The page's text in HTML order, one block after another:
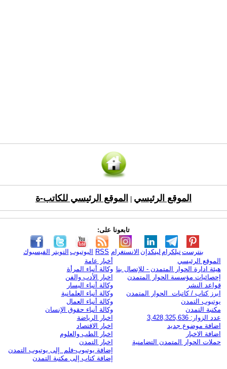
الموقع الرئيسي الموقع الرئيسي للكاتب-ة
تابعونا على:
الفيسبوك التويتر اليوتيوب RSS الانستغرام لينكدإن تيلكرامبنترست
الموقع الرئيسي
هيئة ادارة الحوار المتمدن - للإتصال بنا
إحصائيات مؤسسة الحوار المتمدن
قواعد النشر
ابرز كتاب / كاتبات الحوار المتمدن
يوتيوب التمدن
مكتبة التمدن
عدد الزوار: 3,428,325,636
اضافة موضوع جديد
اضافة الاخبار
حملات الحوار المتمدن التضامنية
أخبار عامة
وكالة أنباء المرأة
اخبار الأدب والفن
وكالة أنباء اليسار
وكالة أنباء العلمانية
وكالة أنباء العمال
وكالة أنباء حقوق الإنسان
اخبار الرياضة
اخبار الاقتصاد
اخبار الطب والعلوم
اخبار التمدن
إضافة يوتيوب-فلم إلى يوتيوب التمدن
إضافة كتاب إلى مكتبة التمدن